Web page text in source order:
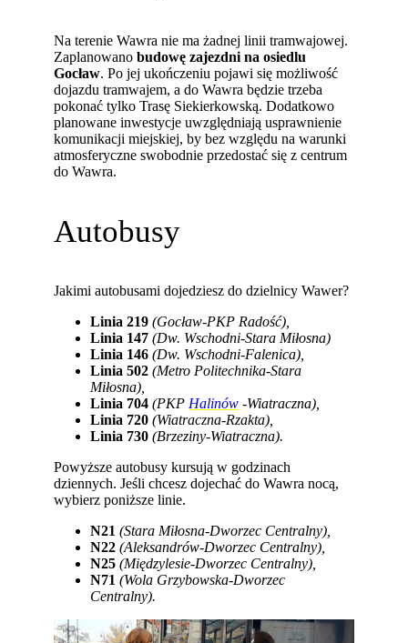
Na terenie Wawra nie ma żadnej linii tramwajowej.
Zaplanowanobudowę zajezdni na osiedlu
Gocław. Po jej ukończeniu pojawi się możliwość
dojazdu tramwajem, a do Wawra będzie trzeba
pokonać tylko Trasę Siekierkowską. Dodatkowo
planowane inwestycje uwzględniają usprawnienie
komunikacji miejskiej, by bez względu na warunki
atmosferyczne swobodnie przedostać się z centrum
do Wawra.
Autobusy
Jakimi autobusami dojedziesz do dzielnicy Wawer?
Linia 219 (Gocław-PKP Radość),
Linia 147 (Dw. Wschodni-Stara Miłosna)
Linia 146 (Dw. Wschodni-Falenica),
Linia 502 (Metro Politechnika-Stara
Miłosna),
Linia 704 (PKP Halinów -Wiatraczna),
Linia 720 (Wiatraczna-Rzakta),
Linia 730 (Brzeziny-Wiatraczna).
Powyższe autobusy kursują w godzinach
dziennych. Jeśli chcesz dojechać do Wawra nocą,
wybierz poniższe linie.
N21 (Stara Miłosna-Dworzec Centralny),
N22 (Aleksandrów-Dworzec Centralny),
N25 (Międzylesie-Dworzec Centralny),
N71 (Wola Grzybowska-Dworzec
Centralny).